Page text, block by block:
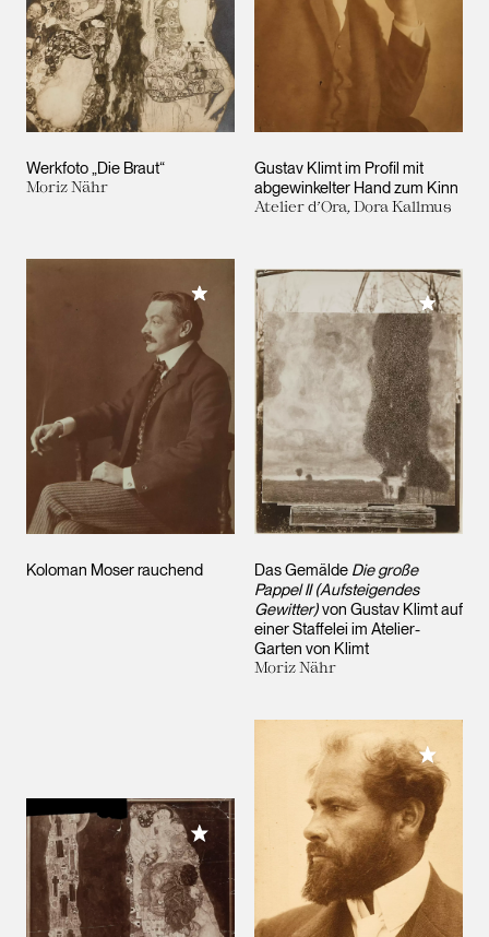
Werkfoto „Die Braut“
Moriz Nähr
Gustav Klimt im Profil mit
abgewinkelter Hand zum Kinn
Atelier d’Ora, Dora Kallmus
Koloman Moser rauchend
Meiner Sammlung hinzufügen
Das Gemälde Die große
Pappel II (Aufsteigendes
Gewitter)von Gustav Klimt auf
einer Staffelei im Atelier-
Garten von Klimt
Moriz Nähr
Meiner
Meiner Sammlung hinzufügen
Meiner